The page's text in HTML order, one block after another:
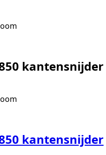
kantensnijder
kantensnijder